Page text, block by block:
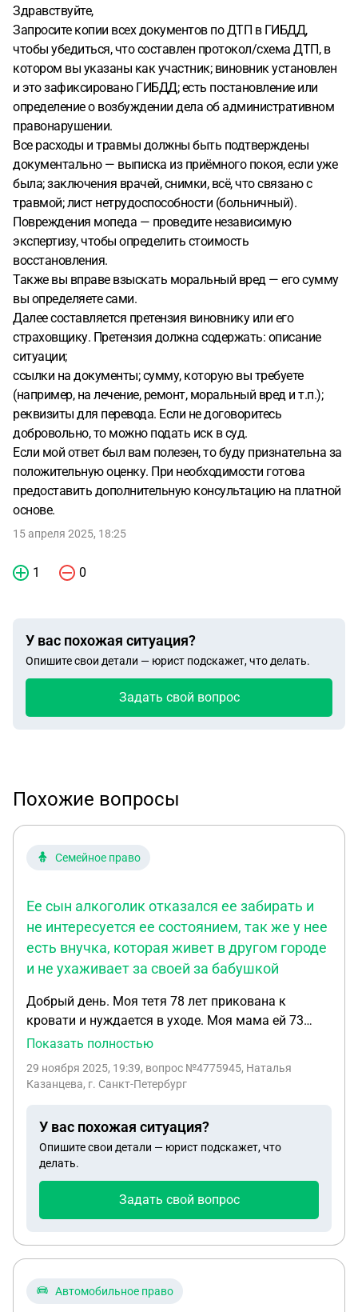
Здравствуйте,
Запросите копии всех документов по ДТП в ГИБДД,
чтобы убедиться, что составлен протокол/схема ДТП, в
котором вы указаны как участник; виновник установлен
и это зафиксировано ГИБДД; есть постановление или
определение о возбуждении дела об административном
правонарушении.
Все расходы и травмы должны быть подтверждены
документально — выписка из приёмного покоя, если уже
была; заключения врачей, снимки, всё, что связано с
травмой; лист нетрудоспособности (больничный).
Повреждения мопеда — проведите независимую
экспертизу, чтобы определить стоимость
восстановления.
Также вы вправе взыскать моральный вред — его сумму
вы определяете сами.
Далее составляется претензия виновнику или его
страховщику. Претензия должна содержать: описание
ситуации;
ссылки на документы; сумму, которую вы требуете
(например, на лечение, ремонт, моральный вред и т.п.);
реквизиты для перевода. Если не договоритесь
добровольно, то можно подать иск в суд.
Если мой ответ был вам полезен, то буду признательна за
положительную оценку. При необходимости готова
предоставить дополнительную консультацию на платной
основе.
15 апреля 2025, 18:25
1 0
У вас похожая ситуация?
Опишите свои детали — юрист подскажет, что делать.
Задать свой вопрос
Похожие вопросы
Семейное право
Ее сын алкоголик отказался ее забирать и
не интересуется ее состоянием, так же у нее
есть внучка, которая живет в другом городе
и не ухаживает за своей за бабушкой
Добрый день. Моя тетя 78 лет прикована к
кровати и нуждается в уходе. Моя мама ей 73
года ( ее родная сестра) забрала ее к себе из
моей квартире. Я также прихожу и помогаю в
внучка, которая живет в другом городе и не
ухаживает за своей за бабушкой. Они являются
основными наследниками , могу ли я ее
племянница претендовать на наследство своей
тети?
Показать полностью
29 ноября 2025, 19:39, вопрос №4775945, Наталья
Казанцева, г. Санкт-Петербург
У вас похожая ситуация?
Опишите свои детали — юрист подскажет, что
делать.
Задать свой вопрос
Автомобильное право